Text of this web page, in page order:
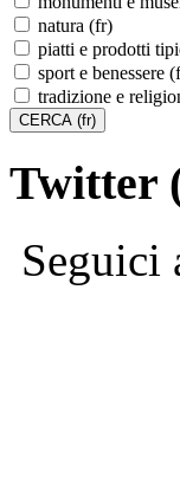
natura (fr)
piatti e prodotti
sport e benessere
tradizione e
Twitter
Seguici